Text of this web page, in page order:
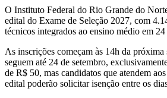
O Instituto Federal do Rio Grande do
edital do Exame de Seleção 2027, com
técnicos integrados ao ensino médio em
As inscrições começam às 14h da
seguem até 24 de setembro,
de R$ 50, mas candidatos que atendem
edital poderão solicitar isenção entre os